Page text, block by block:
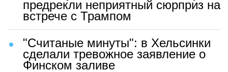
предрекли неприятный сюрприз на
встрече с Трампом
"Считаные минуты": в Хельсинки
сделали тревожное заявление о
Финском заливе